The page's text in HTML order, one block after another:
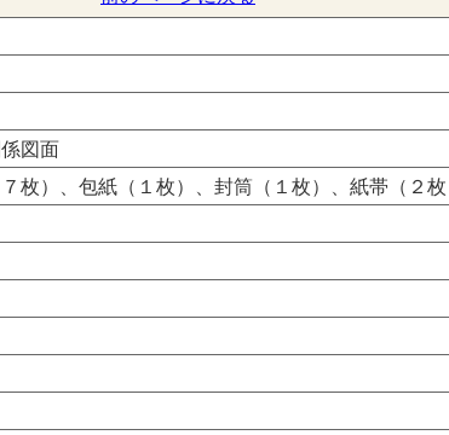
図面
枚）、包紙（１枚）、封筒（１枚）、紙帯（２